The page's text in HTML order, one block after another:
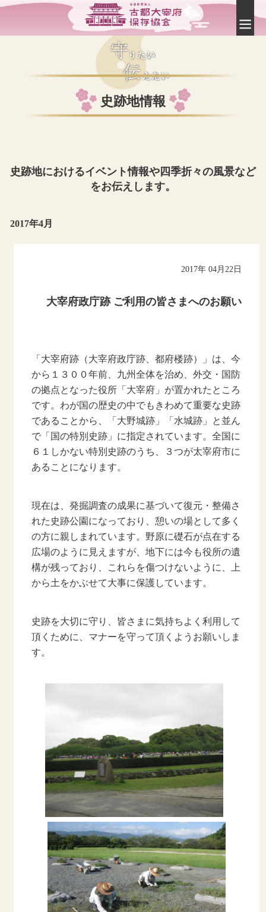
史跡地情報
史跡地におけるイベント情報や四季折々の風景など
をお伝えします。
2017年4月
2017年 04月22日
大宰府政庁跡 ご利用の皆さまへのお願い
「大宰府跡（大宰府政庁跡、都府楼跡）」は、今
から１３００年前、九州全体を治め、外交・国防
の拠点となった役所「大宰府」が置かれたところ
です。わが国の歴史の中でもきわめて重要な史跡
であることから、「大野城跡」「水城跡」と並ん
で「国の特別史跡」に指定されています。全国に
６１しかない特別史跡のうち、３つが太宰府市に
あることになります。
現在は、発掘調査の成果に基づいて復元・整備さ
れた史跡公園になっており、憩いの場として多く
の方に親しまれています。野原に礎石が点在する
広場のように見えますが、地下には今も役所の遺
構が残っており、これらを傷つけないように、上
から土をかぶせて大事に保護しています。
史跡を大切に守り、皆さまに気持ちよく利用して
頂くために、マナーを守って頂くようお願いしま
す。